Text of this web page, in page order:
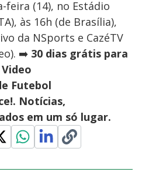
feira (14), no Estádio
às 16h (de Brasília),
da NSports e CazéTV
➡️ 30 dias grátis para
Futebol
Notícias,
em um só lugar.